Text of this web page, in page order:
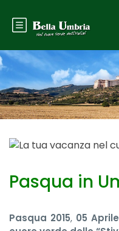
Pasqua in
Pasqua 2015, 05